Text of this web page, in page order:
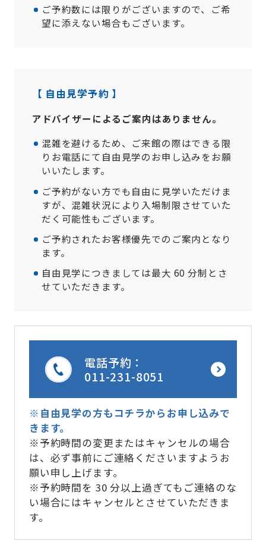
ご予約数には限りがございますので、ご希
望に添えない場合もございます。
【 自由見学予約 】
アドバイザーによるご案内はありません。
混雑を避けるため、ご来館の際はできる限
りお電話にて自由見学のお申し込みをお願
いいたします。
ご予約がない方でも自由に見学いただけま
すが、混雑状況により入場制限させていた
だく可能性もございます。
ご予約されたお客様優先でのご案内となり
ます。
自由見学につきましては最大 60 分制とさ
せていただきます。
電話予約：
011-231-8051
※自由見学の方もコチラからお申し込みで
きます。
※予約時間の変更またはキャンセルの場合
は、必ず事前にご連絡くださいますようお
願い申し上げます。
※予約時間を 30 分以上過ぎてもご連絡のな
い場合にはキャンセルとさせていただきま
す。